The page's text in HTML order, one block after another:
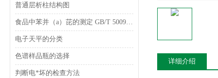
普通层析柱结构图
食品中苯并（a）芘的测定 GB/T 5009.27-2003
电子天平的分类
色谱样品瓶的选择
判断电*坏的检查方法
详细介绍